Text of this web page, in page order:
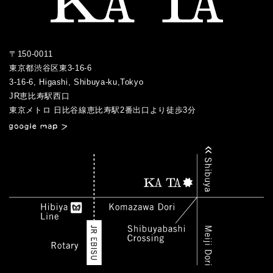
2015.07
〒150-0011
東京都渋谷区東3-16-6
3-16-6, Higashi, Shibuya-ku,Tokyo
JR恵比寿駅西口
／
東京メトロ 日比谷線恵比寿駅2番出口より徒歩3分